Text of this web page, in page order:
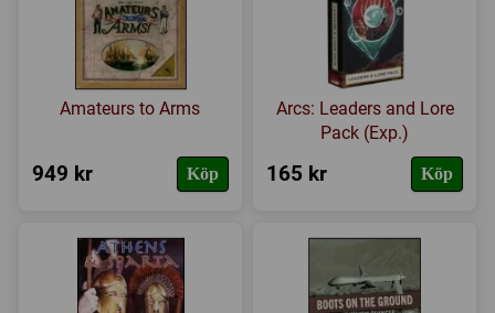
Amateurs to Arms
949 kr Köp
Arcs: Leaders and Lore
Pack (Exp.)
165 kr Köp